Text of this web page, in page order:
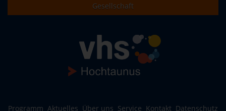
Gesellschaft
Programm Aktuelles Über uns Service Kontakt Datenschutz